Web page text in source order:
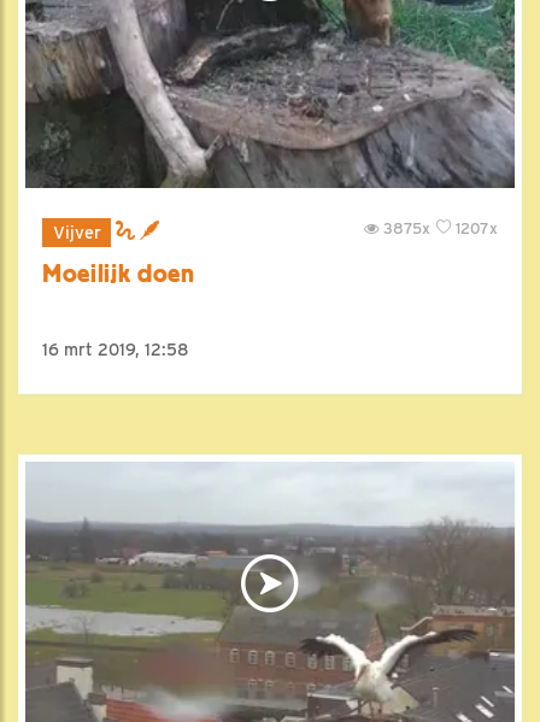
Vijver 1207x
3875x
Moeilijk doen
16 mrt 2019, 12:58